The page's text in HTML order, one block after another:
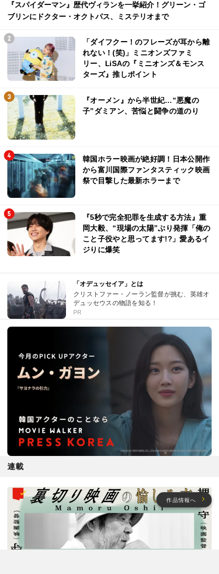
作品情報へ
『スパイダーマン』歴代ヴィランを一挙紹介！グリーン・ゴ
ブリンにドクター・オクトパス、ミステリオまで
「ダイフクー！のフレーズが耳から離
れない！(笑)」ミニオンズファミ
リー、LiSAの『ミニオンズ＆モンス
ターズ』推しポイント
『オーメン』から半世紀…“悪魔の
子”ダミアン、苦悩と闘争の道のり
韓国ホラー映画が絶好調！日本公開作
から富川国際ファンタスティック映画
祭で目撃した最新ホラーまで
『5秒で完全犯罪を生成する方法』重
岡大毅、“現場の太陽”ぶり発揮「俺の
こと子役やと思ってます!?」愛あるイ
ジりに爆笑
「オデュッセイア」とは
クリストファー・ノーラン監督が挑む、英雄オ
デュッセウスの物語を知る！
PR
連載